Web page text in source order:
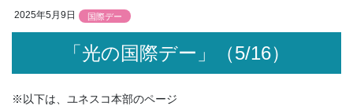
2025年5月9日 国際デー
「光の国際デー」（5/16）
※以下は、ユネスコ本部のページ